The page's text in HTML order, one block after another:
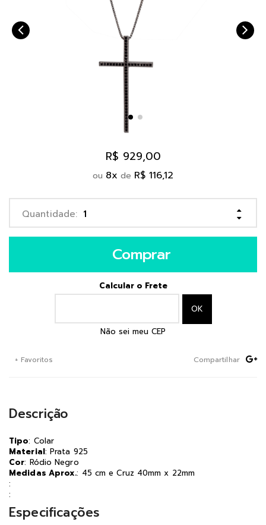
R$ 929,00
ou 8x de R$ 116,12
Comprar
Calcular o Frete
Não sei meu CEP
+ Favoritos Compartilhar
Descrição
Tipo: Colar
Material: Prata 925
Cor: Ródio Negro
Medidas Aprox.: 45 cm e Cruz 40mm x 22mm
:
:
Especificações